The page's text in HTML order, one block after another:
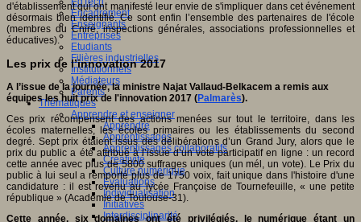
Encadrement
Enseignants
Entreprises
Etudiants
Filières industrielles
Institutionnels
Médiateurs
Parents
Thématiques
Apprendre et enseigner
Apprendre
Apprentissages
Apprentissages collaboratifs
Créativité
Culture numérique
Evaluations
Individualisation
Initiatives
Interdisciplinarité
d'établissement qui ont manifesté leur envie de s'impliquer dans cet événement
désormais bien identifié. Ce sont enfin l’ensemble des partenaires de l'école
(membres du Cniré, inspections générales, associations professionnelles et
éducatives).
Les prix de l’innovation 2017
A l’issue de la journée, la ministre Najat Vallaud-Belkacem a remis aux
équipes les huit prix de l'innovation 2017 (Palmarès).
Ces prix récompensent des actions menées sur tout le territoire, dans les
écoles maternelles, les écoles primaires ou les établissements du second
degré. Sept prix étaient issus des délibérations d’un Grand Jury, alors que le
prix du public a été attribué à l’issue d’un vote participatif en ligne : un record
cette année avec plus de 5800 suffrages uniques (un mél, un vote). Le Prix du
public à lui seul a remporté plus de 1750 voix, fait unique dans l'histoire d'une
candidature : il est revenu au lycée Françoise de Tournefeuille, « une petite
république » (Académie de Toulouse-31).
Cette année, six domaines ont été privilégiés, le numérique étant un